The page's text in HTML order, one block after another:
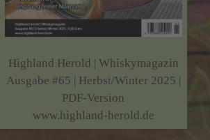
Highland Herold | Whiskymagazin
Ausgabe #65 | Herbst/Winter 2025 |
PDF-Version
www.highland-herold.de